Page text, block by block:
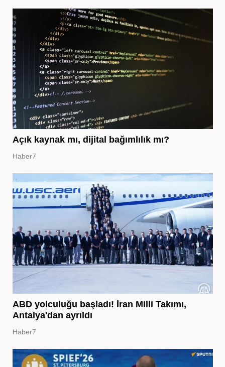
Açık kaynak mı, dijital bağımlılık mı?
Haber7
ABD yolculuğu başladı! İran Milli Takımı,
Antalya'dan ayrıldı
Haber7